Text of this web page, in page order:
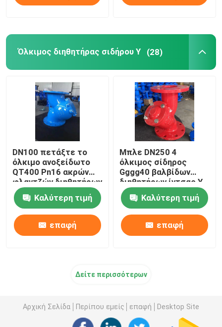
Όλκιμος διηθητήρας σιδήρου Υ (28)
DN100 πετάξτε το
όλκιμο ανοξείδωτο
QT400 Pn16 ακρών
φλαντζών διηθητήρων
σιδήρου Υ
Καλύτερη τιμή
επαφή
Μπλε DN250 4
όλκιμος σίδηρος
Gggg40 βαλβίδων
διηθητήρων ίντσας Υ
για τα ανταλλακτικά
φίλτρων νερού
Καλύτερη τιμή
επαφή
Δείτε περισσότερων
Αρχική Σελίδα Περίπου εμείς επαφή Desktop Site